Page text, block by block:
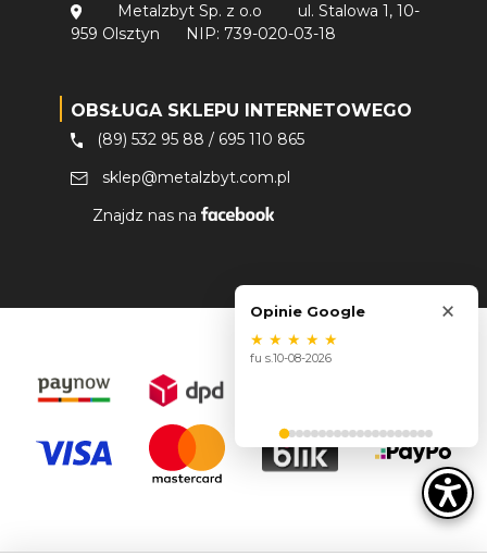
Metalzbyt Sp. z o.o
ul. Stalowa 1, 10-
959 Olsztyn
NIP: 739-020-03-18
OBSŁUGA SKLEPU INTERNETOWEGO
(89) 532 95 88 / 695 110 865
sklep@metalzbyt.com.pl
Znajdz nas na
Opinie Google ×
★ ★ ★ ★ ★
fu s.10-08-2026